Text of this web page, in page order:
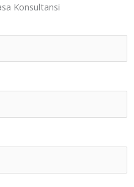
Konsultansi